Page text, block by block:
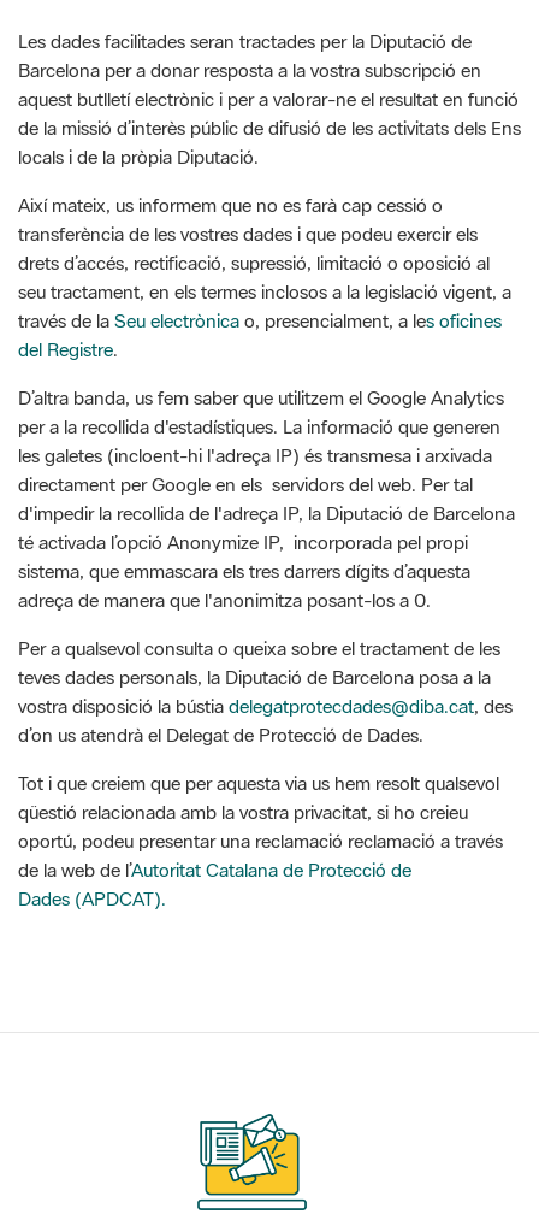
Les dades facilitades seran tractades per la Diputació de
Barcelona per a donar resposta a la vostra subscripció en
aquest butlletí electrònic i per a valorar-ne el resultat en funció
de la missió d’interès públic de difusió de les activitats dels Ens
locals i de la pròpia Diputació.
Així mateix, us informem que no es farà cap cessió o
transferència de les vostres dades i que podeu exercir els
drets d’accés, rectificació, supressió, limitació o oposició al
seu tractament, en els termes inclosos a la legislació vigent, a
través de la Seu electrònica o, presencialment, a les oficines
del Registre.
D’altra banda, us fem saber que utilitzem el Google Analytics
per a la recollida d'estadístiques. La informació que generen
les galetes (incloent-hi l'adreça IP) és transmesa i arxivada
directament per Google en els servidors del web. Per tal
d'impedir la recollida de l'adreça IP, la Diputació de Barcelona
té activada l’opció Anonymize IP, incorporada pel propi
sistema, que emmascara els tres darrers dígits d’aquesta
adreça de manera que l'anonimitza posant-los a 0.
Per a qualsevol consulta o queixa sobre el tractament de les
teves dades personals, la Diputació de Barcelona posa a la
vostra disposició la bústia delegatprotecdades@diba.cat, des
d’on us atendrà el Delegat de Protecció de Dades.
Tot i que creiem que per aquesta via us hem resolt qualsevol
qüestió relacionada amb la vostra privacitat, si ho creieu
oportú, podeu presentar una reclamació reclamació a través
de la web de l’Autoritat Catalana de Protecció de
Dades (APDCAT).